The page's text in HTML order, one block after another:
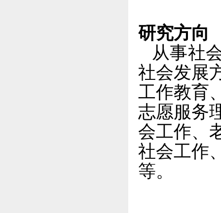
研究方向
从事社
社会发展
工作教育
志愿服务
会工作、
社会工作
等。